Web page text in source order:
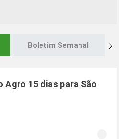
Boletim Semanal
Agro 15 dias para São